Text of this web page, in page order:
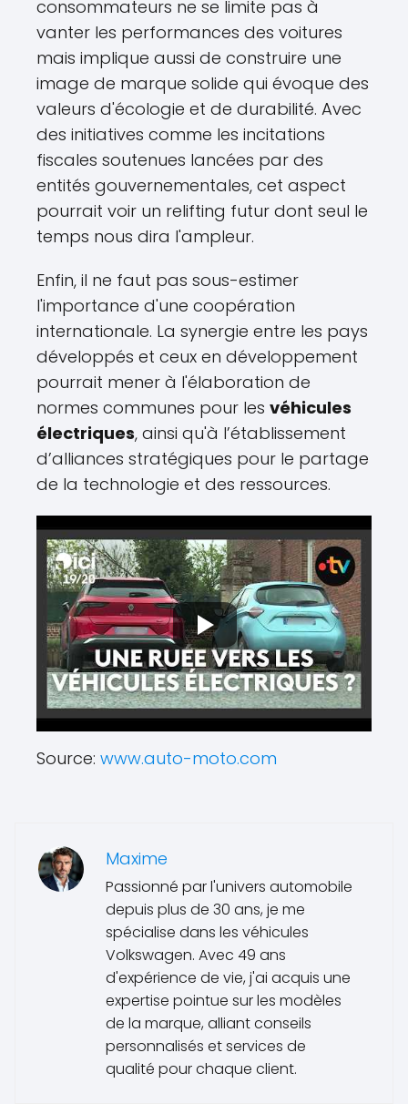
consommateurs ne se limite pas à
vanter les performances des voitures
mais implique aussi de construire une
image de marque solide qui évoque des
valeurs d'écologie et de durabilité. Avec
des initiatives comme les incitations
fiscales soutenues lancées par des
entités gouvernementales, cet aspect
pourrait voir un relifting futur dont seul le
temps nous dira l'ampleur.
Enfin, il ne faut pas sous-estimer
l'importance d'une coopération
internationale. La synergie entre les pays
développés et ceux en développement
pourrait mener à l'élaboration de
normes communes pour les véhicules
électriques, ainsi qu'à l’établissement
d’alliances stratégiques pour le partage
de la technologie et des ressources.
Source: www.auto-moto.com
Maxime
Passionné par l'univers automobile
depuis plus de 30 ans, je me
spécialise dans les véhicules
Volkswagen. Avec 49 ans
d'expérience de vie, j'ai acquis une
expertise pointue sur les modèles
de la marque, alliant conseils
personnalisés et services de
qualité pour chaque client.